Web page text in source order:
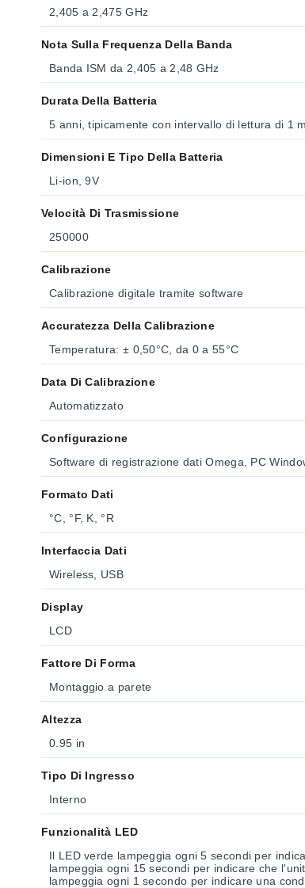
2,405 a 2,475 GHz
Nota Sulla Frequenza Della Banda
Banda ISM da 2,405 a 2,48 GHz
Durata Della Batteria
5 anni, tipicamente con intervallo di lettura di 1
Dimensioni E Tipo Della Batteria
Li-ion, 9V
Velocità Di Trasmissione
250000
Calibrazione
Calibrazione digitale tramite software
Accuratezza Della Calibrazione
Temperatura: ± 0,50°C, da 0 a 55°C
Data Di Calibrazione
Automatizzato
Configurazione
Software di registrazione dati Omega, PC
Formato Dati
°C, °F, K, °R
Interfaccia Dati
Wireless, USB
Display
LCD
Fattore Di Forma
Montaggio a parete
Altezza
0.95 in
Tipo Di Ingresso
Interno
Funzionalità LED
Il LED verde lampeggia ogni 5 secondi per
lampeggia ogni 15 secondi per indicare che
lampeggia ogni 1 secondo per indicare una